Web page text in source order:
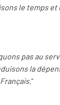
le temps et
pas au
la
."